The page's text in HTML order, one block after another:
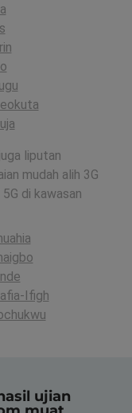
liputan
mudah alih 3G
di kawasan
Ifigh
ujian